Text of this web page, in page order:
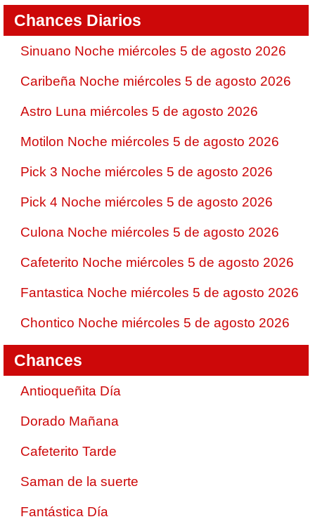
Chances Diarios
Sinuano Noche miércoles 5 de agosto 2026
Caribeña Noche miércoles 5 de agosto 2026
Astro Luna miércoles 5 de agosto 2026
Motilon Noche miércoles 5 de agosto 2026
Pick 3 Noche miércoles 5 de agosto 2026
Pick 4 Noche miércoles 5 de agosto 2026
Culona Noche miércoles 5 de agosto 2026
Cafeterito Noche miércoles 5 de agosto 2026
Fantastica Noche miércoles 5 de agosto 2026
Chontico Noche miércoles 5 de agosto 2026
Chances
Antioqueñita Día
Dorado Mañana
Cafeterito Tarde
Saman de la suerte
Fantástica Día